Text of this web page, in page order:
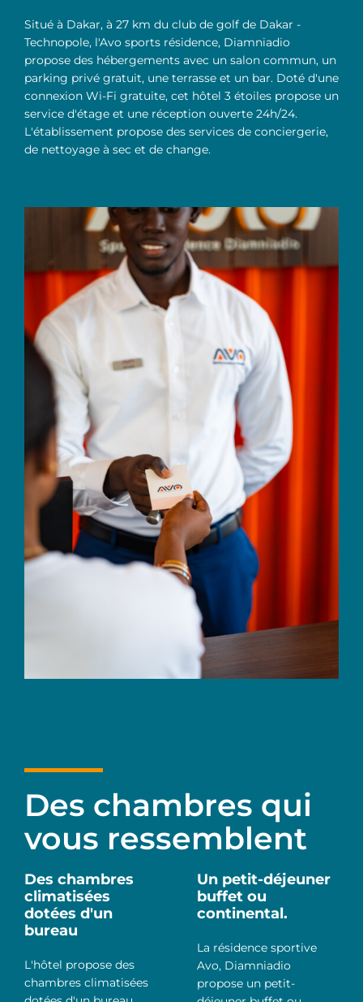
Situé à Dakar, à 27 km du club de golf de Dakar -
Technopole, l'Avo sports résidence, Diamniadio
propose des hébergements avec un salon commun, un
parking privé gratuit, une terrasse et un bar. Doté d'une
connexion Wi-Fi gratuite, cet hôtel 3 étoiles propose un
service d'étage et une réception ouverte 24h/24.
L'établissement propose des services de conciergerie,
de nettoyage à sec et de change.
Des chambres qui
vous ressemblent
Des chambres
climatisées
dotées d'un
bureau
L'hôtel propose des
chambres climatisées
Un petit-déjeuner
buffet ou
continental.
La résidence sportive
Avo, Diamniadio
propose un petit-